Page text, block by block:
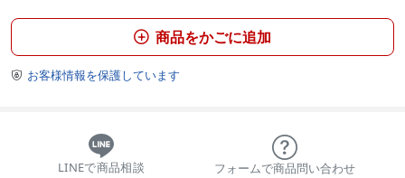
 商品をかごに追加
 お客様情報を保護しています
LINEで商品相談 フォームで商品問い合わせ